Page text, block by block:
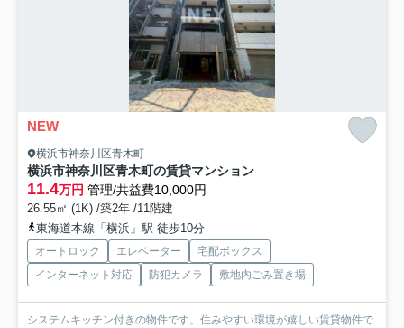
NEW
横浜市神奈川区青木町
横浜市神奈川区青木町の賃貸マンション
11.4万円 管理/共益費10,000円
26.55㎡ (1K) /築2年 /11階建
東海道本線「横浜」駅 徒歩10分
オートロック エレベーター
宅配ボックス
インターネット対応
防犯カメラ 敷地内ごみ置き場
システムキッチン付きの物件です。住みやすい環境が嬉しい賃貸物件で